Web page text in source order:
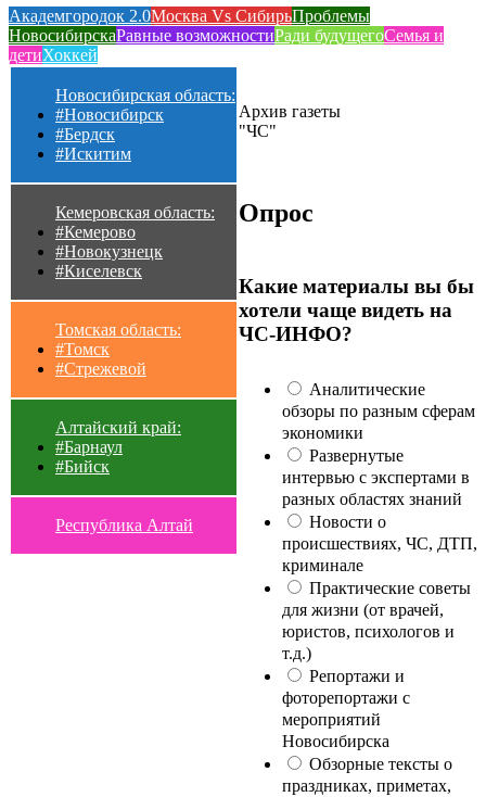
Академгородок 2.0Москва Vs СибирьПроблемы
НовосибирскаРавные возможностиРади будущегоСемья и
детиХоккей
Новосибирская область:
#Новосибирск
#Бердск
#Искитим
Кемеровская область:
#Кемерово
#Новокузнецк
#Киселевск
Томская область:
#Томск
#Стрежевой
Алтайский край:
#Барнаул
#Бийск
Республика Алтай
Архив газеты
"ЧС"
Опрос
Какие материалы вы бы
хотели чаще видеть на
ЧС-ИНФО?
Аналитические
обзоры по разным сферам
экономики
Развернутые
интервью с экспертами в
разных областях знаний
Новости о
происшествиях, ЧС, ДТП,
криминале
Практические советы
для жизни (от врачей,
юристов, психологов и
т.д.)
Репортажи и
фоторепортажи с
мероприятий
Новосибирска
Обзорные тексты о
праздниках, приметах,